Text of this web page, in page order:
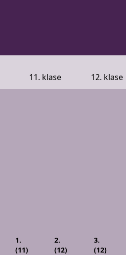
11. klase 12. klase
1.
(11)
2.
(12)
3.
(12)